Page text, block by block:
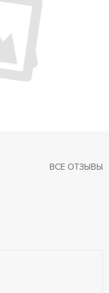
ВСЕ ОТЗЫВЫ